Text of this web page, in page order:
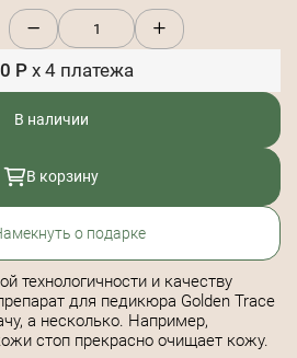
Р x 4 платежа
В наличии
В корзину
о подарке
технологичности и качеству
для педикюра Golden Trace
а несколько. Например,
стоп прекрасно очищает кожу.